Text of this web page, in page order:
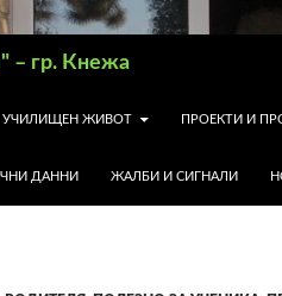
– гр. Кнежа
УЧИЛИЩЕН ЖИВОТ ПРОЕКТИ И
ДАННИ ЖАЛБИ И СИГНАЛИ